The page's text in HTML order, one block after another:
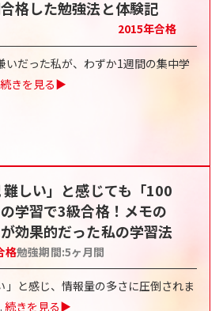
格した勉強法と体験記
2015年合格
いだった私が、わずか1週間の集中学
続きを見る▶
難しい」と感じても「100
学習で3級合格！メモの
効果的だった私の学習法
格勉強期間:5ヶ月間
」と感じ、情報量の多さに圧倒されま
続きを見る▶